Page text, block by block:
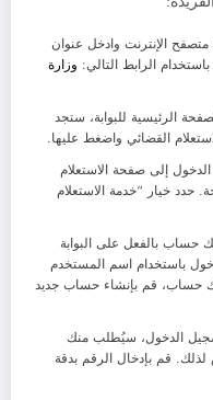
متصفح الإنترنت وادخل عنوان
الرابط التالي: وزارة
الرئيسية للبوابة، ستجد
القضائي واضغط عليها.
إلى صفحة الاستعلام
حدد خيار “خدمة الاستعلام
حساب بالفعل على البوابة
باستخدام اسم المستخدم
حساب، قم بإنشاء حساب جديد
الدخول، سيُطلب منك
قم بإدخال الرقم بدقة